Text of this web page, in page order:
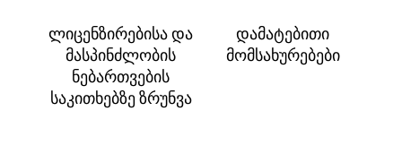
ლიცენზირებისა და
მასპინძლობის
ნებართვების
საკითხებზე ზრუნვა
დამატებითი
მომსახურებები